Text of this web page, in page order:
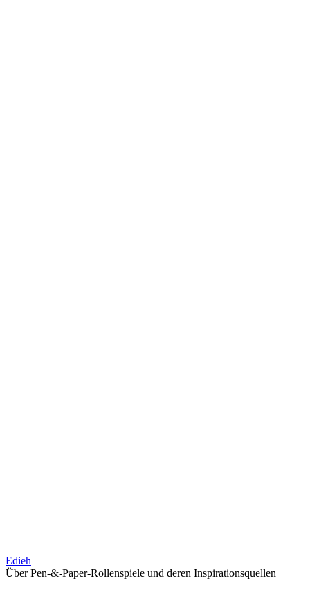
Edieh
Über Pen-&-Paper-Rollenspiele und deren Inspirationsquellen